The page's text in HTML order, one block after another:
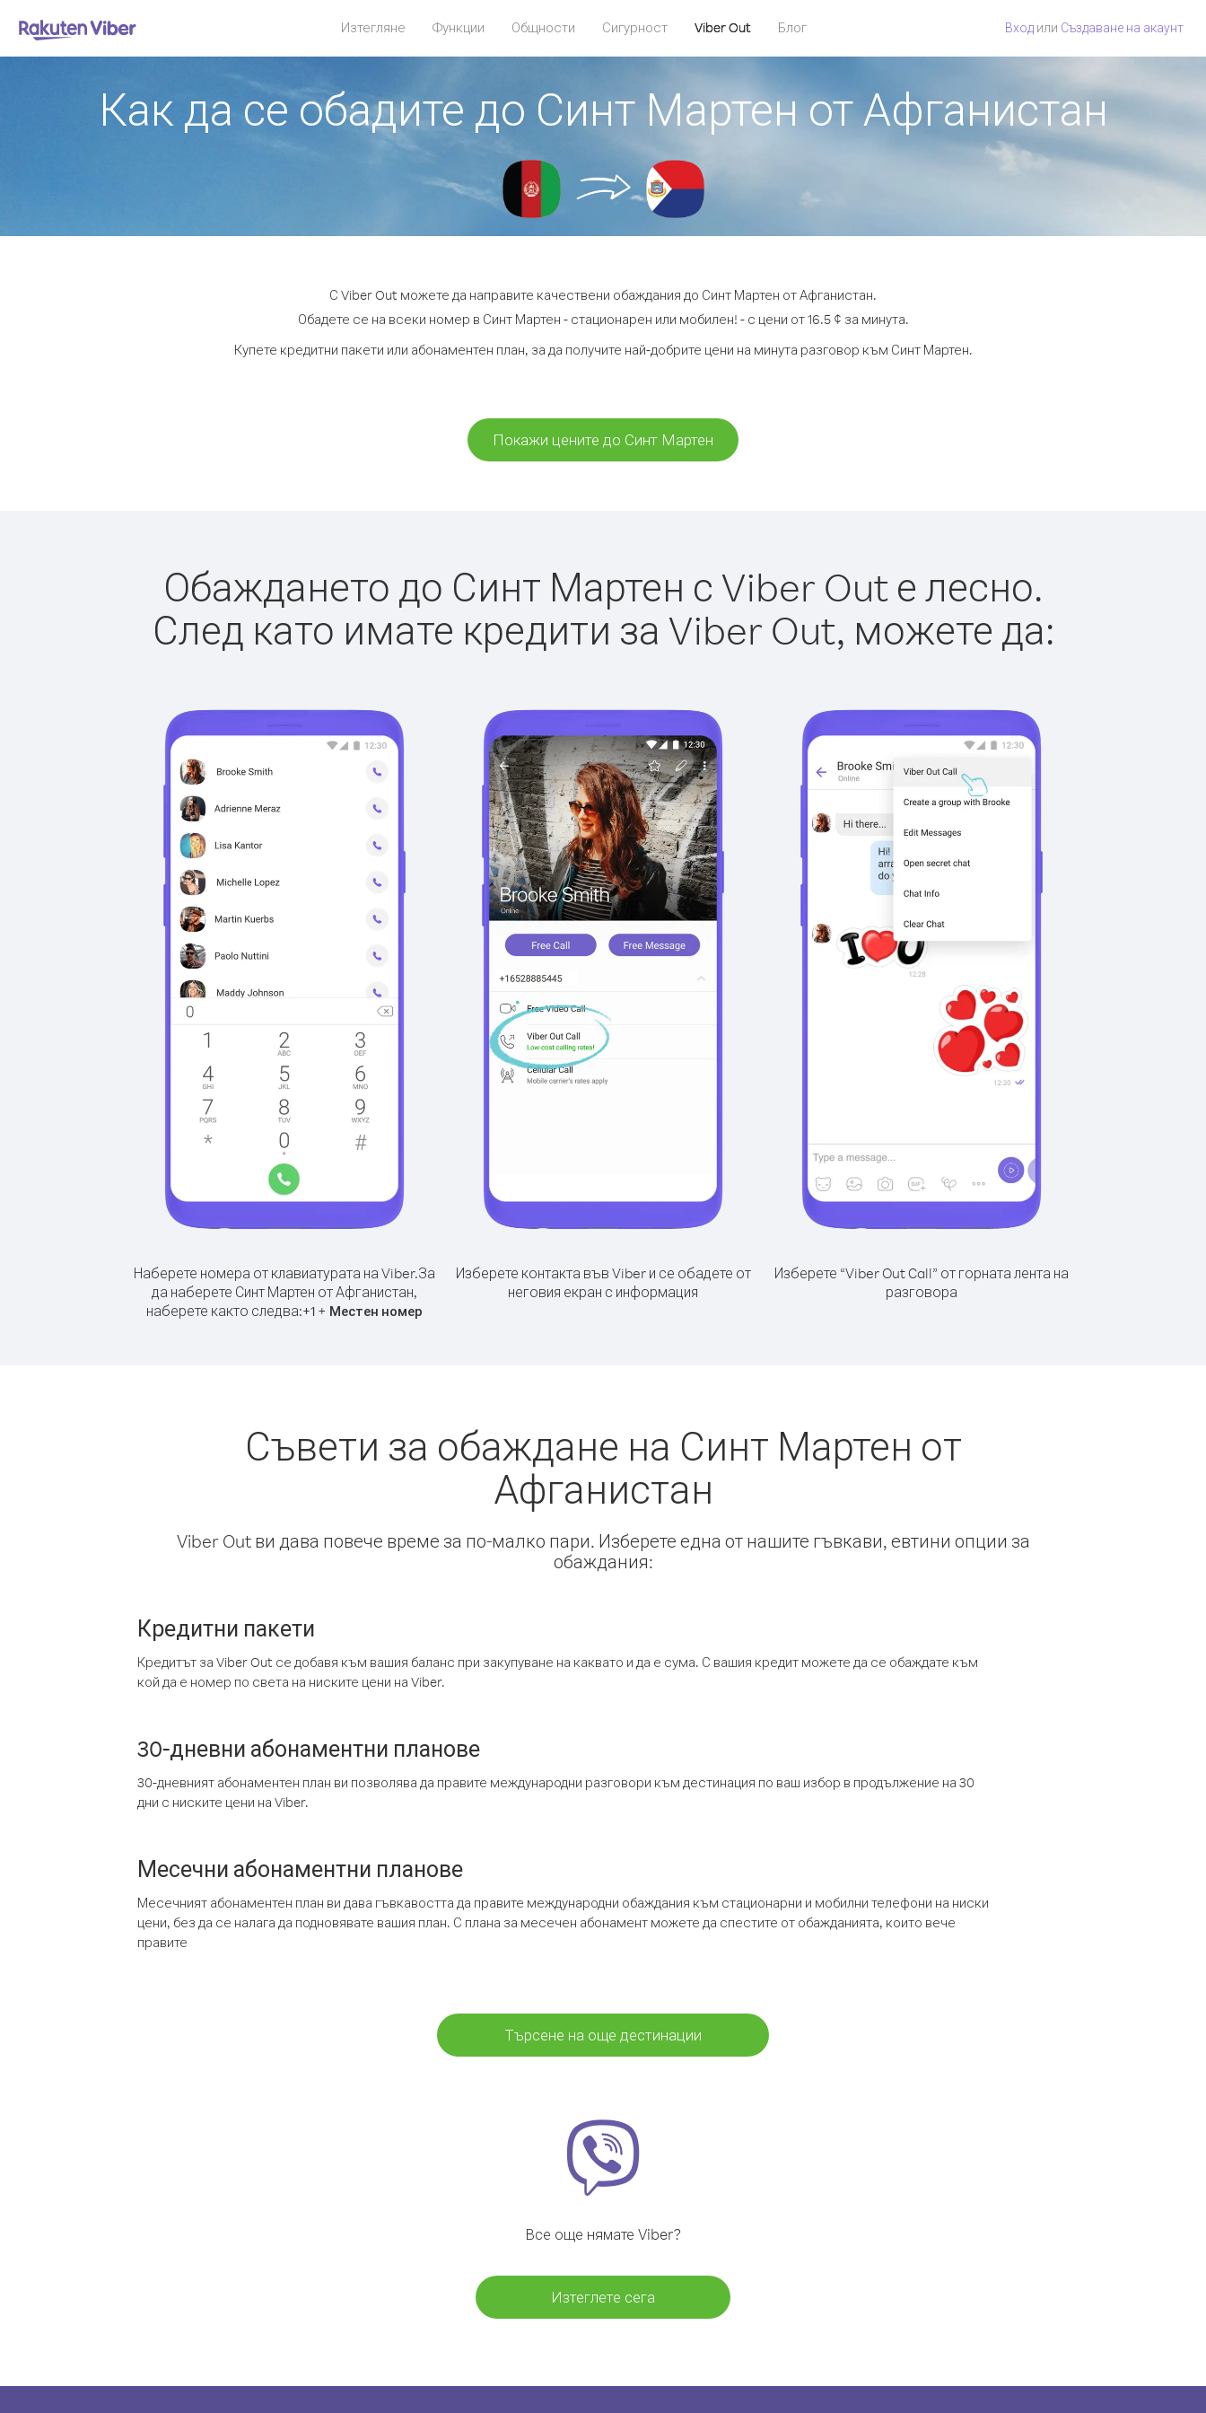
Изтегляне Функции Общности Сигурност Viber Out Блог Вход или Създаване на акаунт
Как да се обадите до Синт Мартен от Афганистан
С Viber Out можете да направите качествени обаждания до Синт Мартен от Афганистан.
Обадете се на всеки номер в Синт Мартен - стационарен или мобилен! - с цени от 16.5 ¢ за минута.
Купете кредитни пакети или абонаментен план, за да получите най-добрите цени на минута разговор към Синт Мартен.
Покажи цените до Синт Мартен
Обаждането до Синт Мартен с Viber Out е лесно.
След като имате кредити за Viber Out, можете да:
Наберете номера от клавиатурата на Viber.За
да наберете Синт Мартен от Афганистан,
наберете както следва:+1 + Местен номер
Изберете контакта във Viber и се обадете от
неговия екран с информация
Изберете “Viber Out Call” от горната лента на
разговора
Съвети за обаждане на Синт Мартен от
Афганистан
Viber Out ви дава повече време за по-малко пари. Изберете една от нашите гъвкави, евтини опции за
обаждания:
Кредитни пакети
Кредитът за Viber Out се добавя към вашия баланс при закупуване на каквато и да е сума. С вашия кредит можете да се обаждате към
кой да е номер по света на ниските цени на Viber.
30-дневни абонаментни планове
30-дневният абонаментен план ви позволява да правите международни разговори към дестинация по ваш избор в продължение на 30
дни с ниските цени на Viber.
Месечни абонаментни планове
Месечният абонаментен план ви дава гъвкавостта да правите международни обаждания към стационарни и мобилни телефони на ниски
цени, без да се налага да подновявате вашия план. С плана за месечен абонамент можете да спестите от обажданията, които вече
правите
Търсене на още дестинации
Все още нямате Viber?
Изтеглете сега